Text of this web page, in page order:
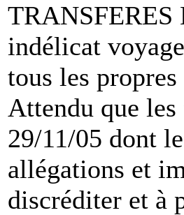
indélicat
tous les
Attendu que
29/11/05 dont
allégations et
discréditer et à